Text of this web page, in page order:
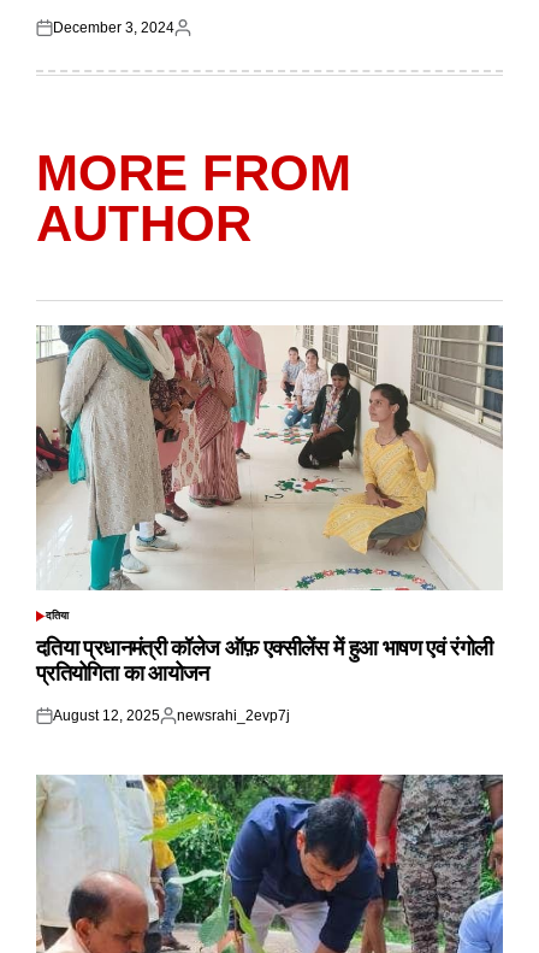
Posted
December 3, 2024
Posted
MORE FROM
AUTHOR
POSTED
दतिया
दतिया प्रधानमंत्री कॉलेज ऑफ़ एक्सीलेंस में हुआ भाषण एवं रंगोली
प्रतियोगिता का आयोजन
Posted
August 12, 2025
Posted
newsrahi_2evp7j